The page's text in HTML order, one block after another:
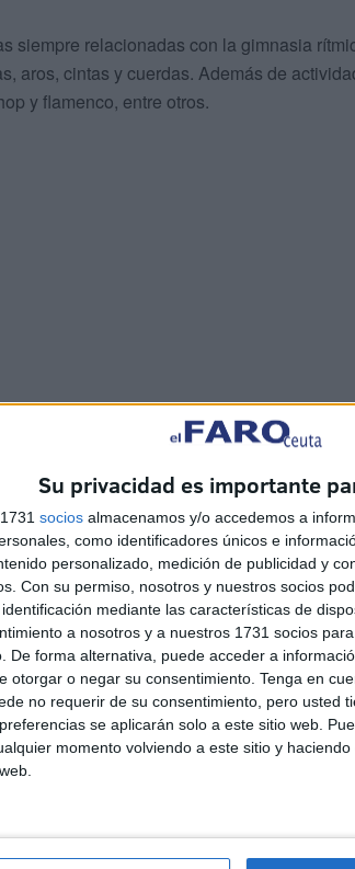
Su privacidad es importante
socios almacenamos y/o accedemos a
como identificadores únicos e
personalizado, medición de publicidad y
Con su permiso, nosotros y nuestros socios
mediante las características de
a nosotros y a nuestros 1731 socios
De forma alternativa, puede acceder a
otorgar o negar su consentimiento. Tenga en
no requerir de su consentimiento, pero usted
se aplicarán solo a este sitio web.
momento volviendo a este sitio y
siempre relacionadas con la gimnasia
aros, cintas y cuerdas. Además de
y flamenco, entre otros.
hábitos saludables en esta época. La
actividades porque aún no ha terminado el
ya que en esta ocasión no hay Campus y
recordar que hace unas semanas se
niveles de gimnasia, ya sea en la
y tras este 'Rítmica Game' llegará el